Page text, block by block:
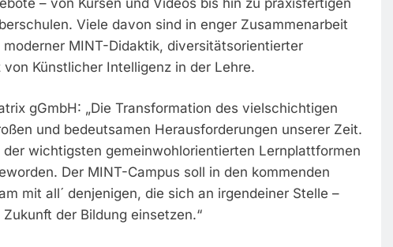
Viele davon sind in enger Zusammenarbeit
MINT-Didaktik, diversitätsorientierter
Künstlicher Intelligenz in der Lehre.
gGmbH: „Die Transformation des vielschichtigen
und bedeutsamen Herausforderungen unserer Zeit.
wichtigsten gemeinwohlorientierten Lernplattformen
Der MINT-Campus soll in den kommenden
mit all´ denjenigen, die sich an irgendeiner Stelle –
der Bildung einsetzen.“